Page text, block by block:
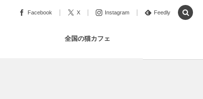
Facebook X Instagram Feedly
全国の猫カフェ